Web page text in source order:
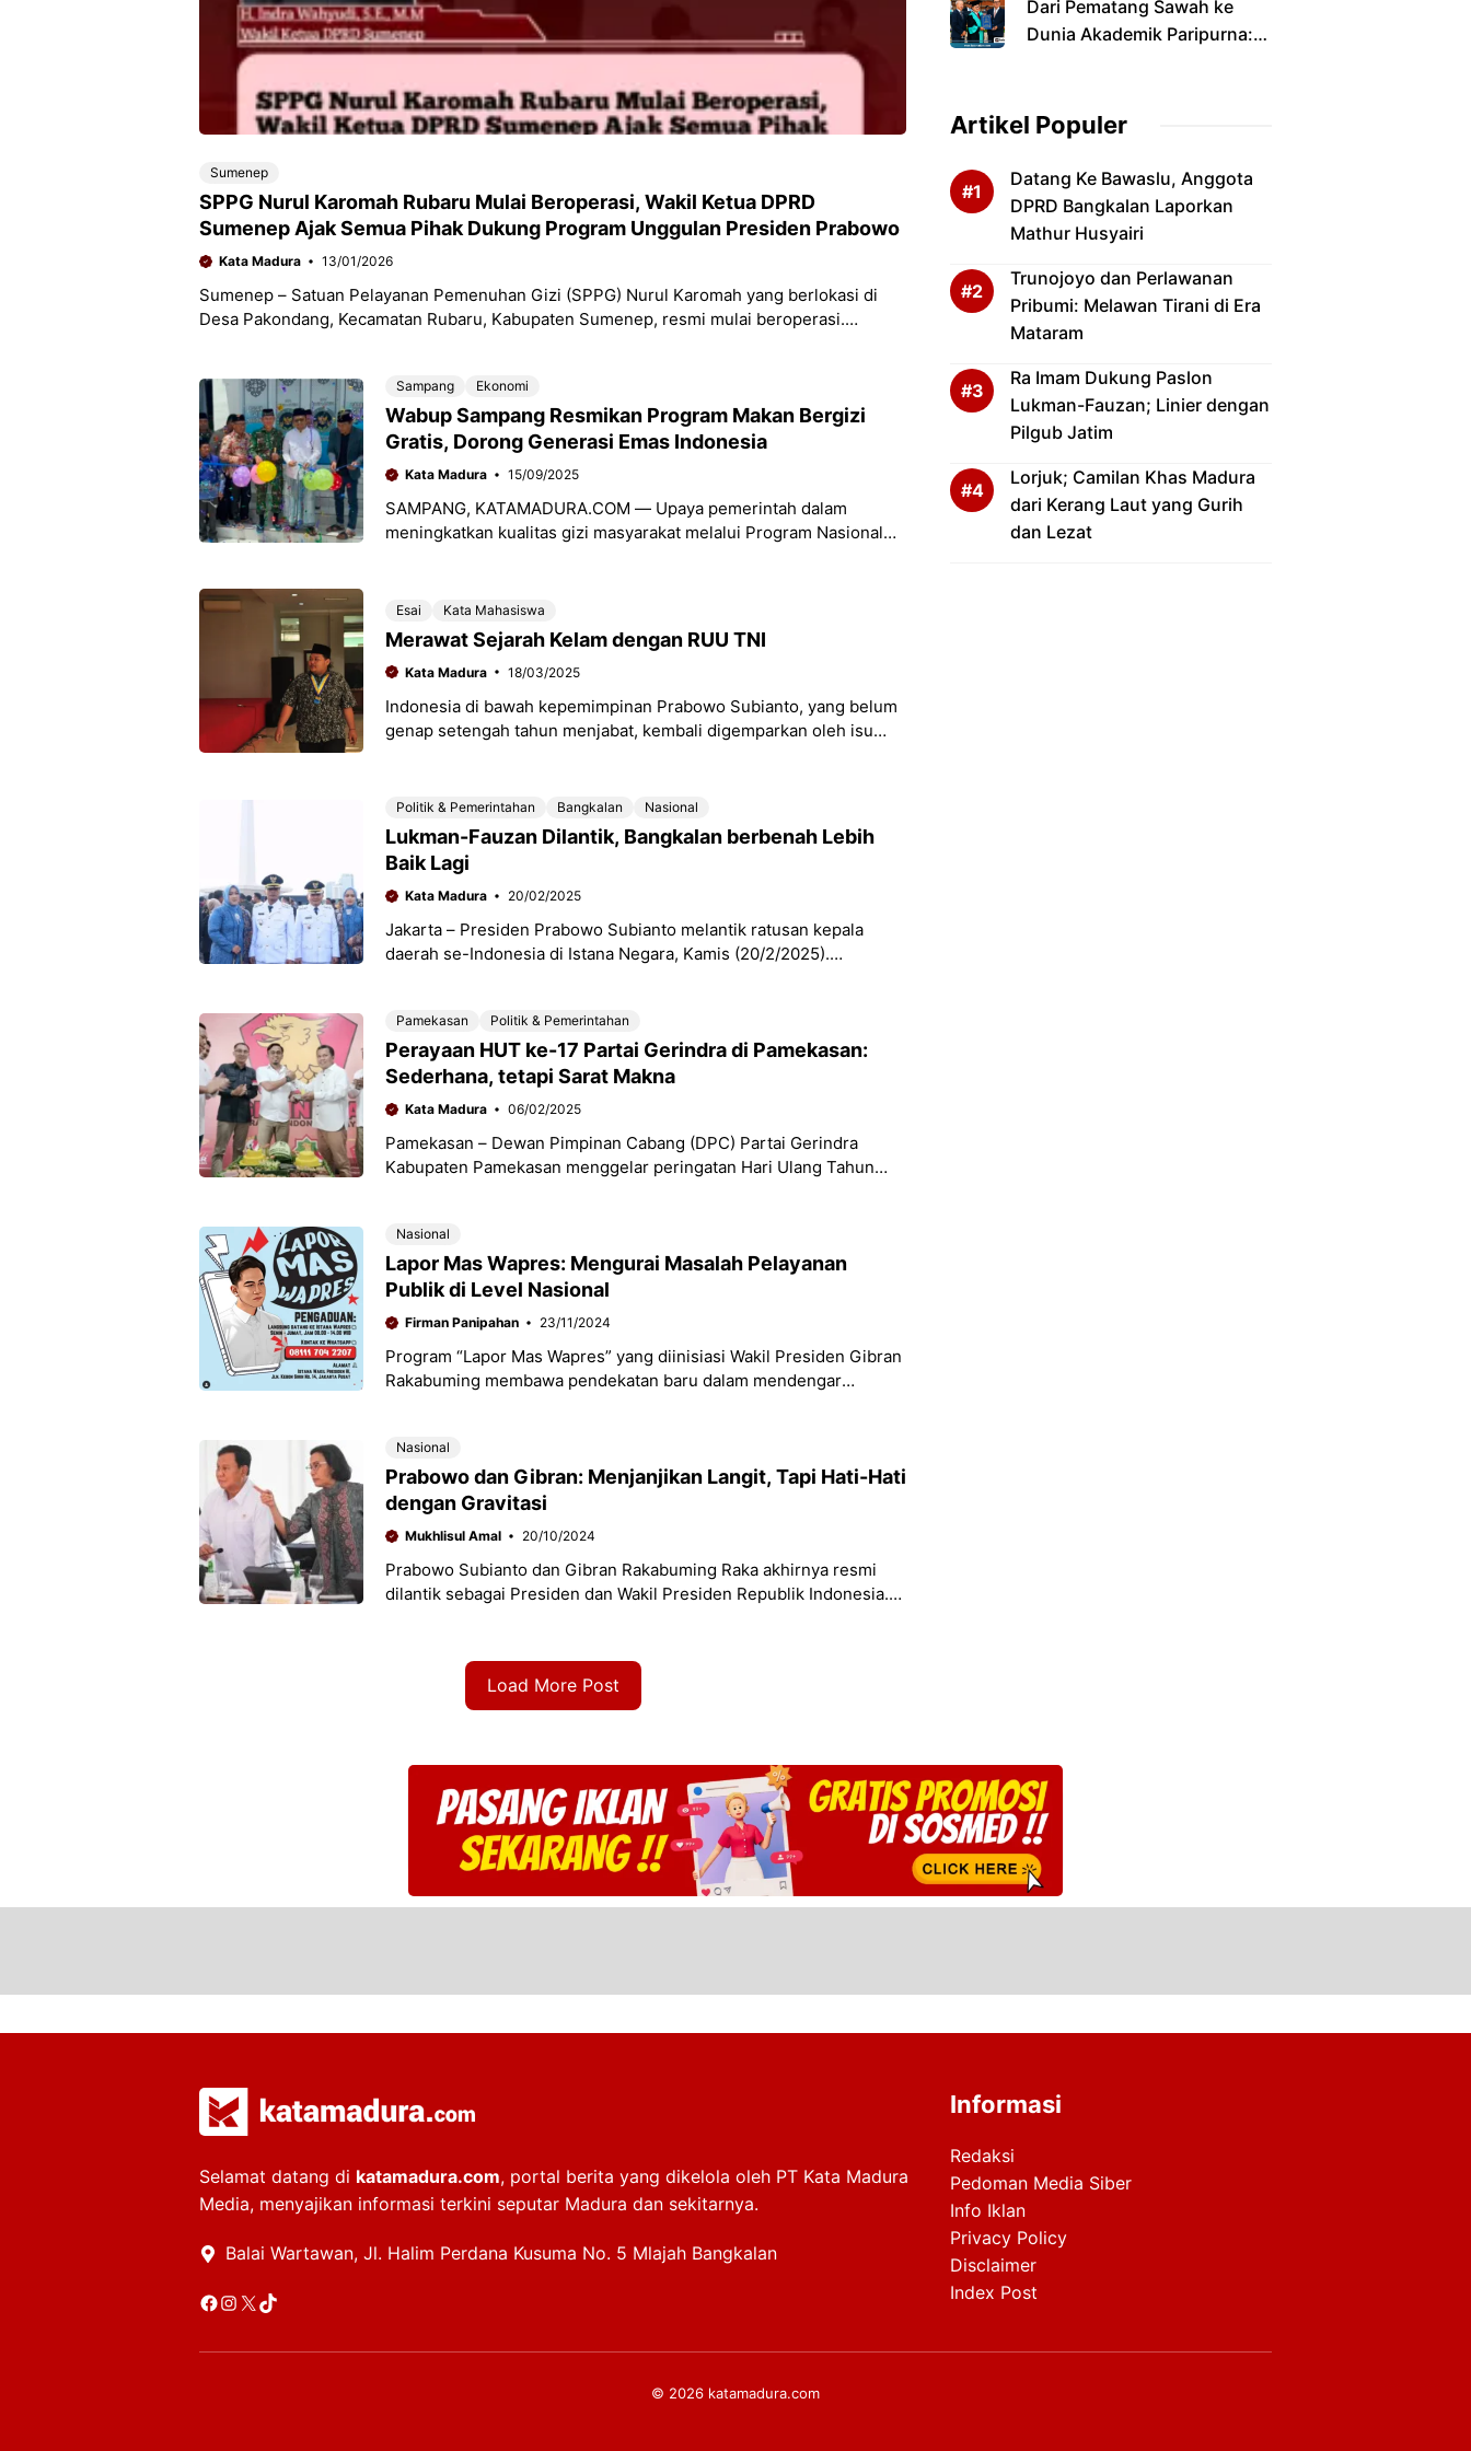
Sumenep
SPPG Nurul Karomah Rubaru Mulai Beroperasi, Wakil Ketua DPRD
Sumenep Ajak Semua Pihak Dukung Program Unggulan Presiden Prabowo
Kata Madura 13/01/2026
Sumenep – Satuan Pelayanan Pemenuhan Gizi (SPPG) Nurul Karomah yang berlokasi di
Desa Pakondang, Kecamatan Rubaru, Kabupaten Sumenep, resmi mulai beroperasi.
Sampang Ekonomi
Wabup Sampang Resmikan Program Makan Bergizi
Gratis, Dorong Generasi Emas Indonesia
Kata Madura 15/09/2025
SAMPANG, KATAMADURA.COM — Upaya pemerintah dalam
meningkatkan kualitas gizi masyarakat melalui Program Nasional
Esai Kata Mahasiswa
Merawat Sejarah Kelam dengan RUU TNI
Kata Madura 18/03/2025
Indonesia di bawah kepemimpinan Prabowo Subianto, yang belum
genap setengah tahun menjabat, kembali digemparkan oleh isu
Politik & Pemerintahan Bangkalan Nasional
Lukman-Fauzan Dilantik, Bangkalan berbenah Lebih
Baik Lagi
Kata Madura 20/02/2025
Jakarta – Presiden Prabowo Subianto melantik ratusan kepala
daerah se-Indonesia di Istana Negara, Kamis (20/2/2025).
Pamekasan Politik & Pemerintahan
Perayaan HUT ke-17 Partai Gerindra di Pamekasan:
Sederhana, tetapi Sarat Makna
Kata Madura 06/02/2025
Pamekasan – Dewan Pimpinan Cabang (DPC) Partai Gerindra
Kabupaten Pamekasan menggelar peringatan Hari Ulang Tahun
Nasional
Lapor Mas Wapres: Mengurai Masalah Pelayanan
Publik di Level Nasional
Firman Panipahan 23/11/2024
Program “Lapor Mas Wapres” yang diinisiasi Wakil Presiden Gibran
Rakabuming membawa pendekatan baru dalam mendengar
Nasional
Prabowo dan Gibran: Menjanjikan Langit, Tapi Hati-Hati
dengan Gravitasi
Mukhlisul Amal 20/10/2024
Prabowo Subianto dan Gibran Rakabuming Raka akhirnya resmi
dilantik sebagai Presiden dan Wakil Presiden Republik Indonesia.
Load More Post
Dari Pematang Sawah ke
Dunia Akademik Paripurna:
Doktor
Artikel Populer
Datang Ke Bawaslu, Anggota
DPRD Bangkalan Laporkan
Mathur Husyairi
Trunojoyo dan Perlawanan
Pribumi: Melawan Tirani di Era
Mataram
Ra Imam Dukung Paslon
Lukman-Fauzan; Linier dengan
Pilgub Jatim
Lorjuk; Camilan Khas Madura
dari Kerang Laut yang Gurih
dan Lezat
Selamat datang di katamadura.com, portal berita yang dikelola oleh PT Kata Madura
Media, menyajikan informasi terkini seputar Madura dan sekitarnya.
Balai Wartawan, Jl. Halim Perdana Kusuma No. 5 Mlajah Bangkalan
Facebook
Instagram
X TikTok
Informasi
Redaksi
Pedoman Media Siber
Info Iklan
Privacy Policy
Disclaimer
Index Post
© 2026 katamadura.com